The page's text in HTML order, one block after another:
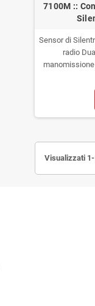
7100M ::
Sensor di
radio
Visualizzati